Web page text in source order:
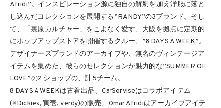
Afridi”。インスピレーション源に独自の解釈を加え洋服に落と
し込んだコレクションを展開する”RANDY”の3ブランド。そし
て、「裏原カルチャー」をこよなく愛す、大阪を拠点に定期的
にポップアップストアを開催するクルー、”8 DAYS A WEEK”。
デザイナーズブランドのアーカイブや、無名のヴィンテージア
イテムを集めた、彼らのセレクションが魅力的な”SUMMER OF
LOVE”の2 ショップの、計5チーム。
8 DAYS A WEEKは古着出品、CarServiseはコラボアイテム
(×Dickies, 寅壱, verdy)の販売、Omar Afridiはアーカイブアイテ